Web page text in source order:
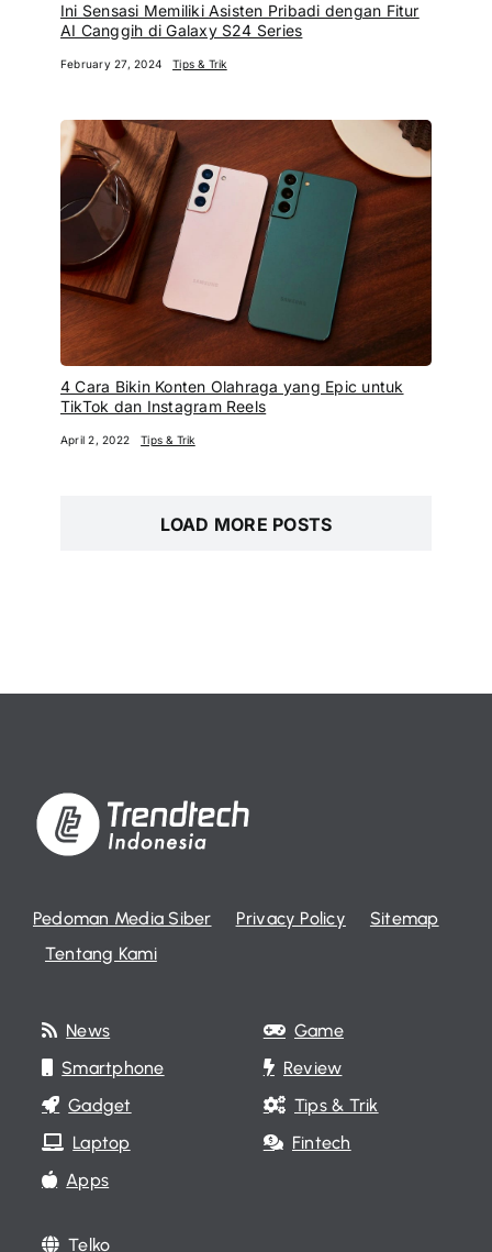
Ini Sensasi Memiliki Asisten Pribadi dengan Fitur
AI Canggih di Galaxy S24 Series
February 27, 2024 Tips & Trik
4 Cara Bikin Konten Olahraga yang Epic untuk
TikTok dan Instagram Reels
April 2, 2022 Tips & Trik
LOAD MORE POSTS
Pedoman Media Siber Privacy Policy
Sitemap
Tentang Kami
News
Smartphone
Gadget
Laptop
Apps
Game
Review
Tips & Trik
Fintech
Telko